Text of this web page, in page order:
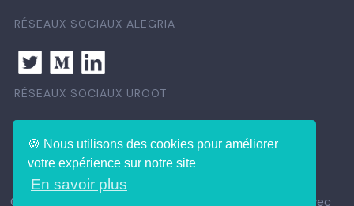
🍪 Nous utilisons des cookies pour améliorer
votre expérience sur notre site
En savoir plus
RÉSEAUX SOCIAUX ALEGRIA
RÉSEAUX SOCIAUX UROOT
©alegria.group 2021. Ce site a été créé en Nocode avec